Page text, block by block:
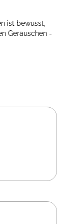
ist bewusst,
Geräuschen -